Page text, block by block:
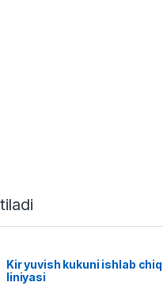
Kir yuvish kukuni ishlab
liniyasi